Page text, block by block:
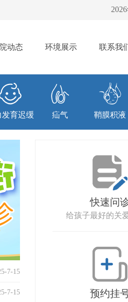
动态 环境展示 联系我
发育迟缓 疝气 鞘膜积液
7-15
7-15
快速问
给孩子最好的关
预约挂